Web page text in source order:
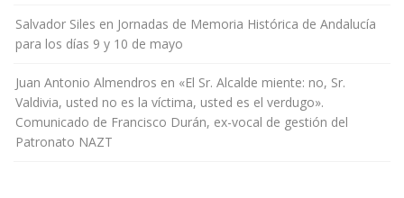
Salvador Siles en Jornadas de Memoria Histórica de Andalucía
para los días 9 y 10 de mayo
Juan Antonio Almendros en «El Sr. Alcalde miente: no, Sr.
Valdivia, usted no es la víctima, usted es el verdugo».
Comunicado de Francisco Durán, ex-vocal de gestión del
Patronato NAZT